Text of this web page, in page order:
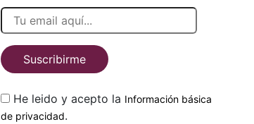
Suscribirme
He leido y acepto la Información básica
de privacidad.